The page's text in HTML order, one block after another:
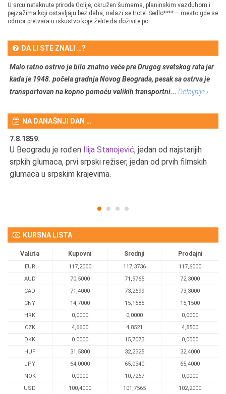
U srcu netaknute prirode Golije, okružen šumama, planinskim vazduhom i
pejzažima koji ostavljaju bez daha, nalazi se Hotel Sedlo**** – mesto gde se
odmor pretvara u iskustvo koje želite da doživite po...
DA LI STE ZNALI …?
Malo ratno ostrvo je bilo znatno veće pre Drugog svetskog rata jer
kada je 1948. počela gradnja Novog Beograda, pesak sa ostrva je
transportovan na kopno pomoću velikih transportni... Detaljnije ›
NA DANAŠNJI DAN …
7.8.1859.
U Beogradu je rođen Ilija Stanojević, jedan od najstarijih
srpkih glumaca, prvi srpski režiser, jedan od prvih filmskih
glumaca u srpskim krajevima.
KURSNA LISTA
Valuta Kupovni Srednji Prodajni
EUR 117,2000 117,3736
117,6000
AUD
70,5000 71,9765
72,3000
CAD
71,4000 73,2699
73,3000
CNY
14,7000 15,1585
15,1500
HRK
0,0000 0,0000
0,0000
CZK
4,6600 4,8521
4,8500
DKK
0.0000 15,7073
0,0000
HUF
31,5800 32,2325
32,4000
JPY
64,0000 65,0340
65,4000
NOK
0,0000 10,7267
0,0000
USD
100,4000 101,7565 102,2000